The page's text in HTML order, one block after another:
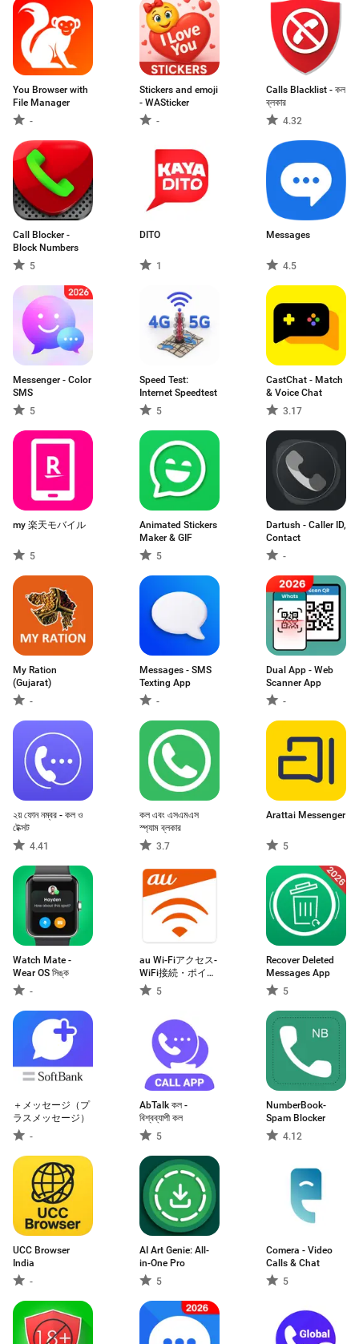
You Browser with
File Manager
-
Stickers and emoji
- WASticker
-
Calls Blacklist - কল
ব্লকার
4.32
Call Blocker -
Block Numbers
5
DITO
1
Messages
4.5
Messenger - Color
SMS
5
Speed Test:
Internet Speedtest
5
CastChat - Match
& Voice Chat
3.17
my 楽天モバイル
5
Animated Stickers
Maker & GIF
5
Dartush - Caller ID,
Contact
-
My Ration
(Gujarat)
-
Messages - SMS
Texting App
-
Dual App - Web
Scanner App
-
২য় ফোন নম্বর - কল ও
টেক্সট
4.41
কল এবং এসএমএস
স্প্যাম ব্লকার
3.7
Arattai Messenger
5
Watch Mate -
Wear OS সিঙ্ক
-
au Wi-Fiアクセス-
WiFi接続・ポイ活
もできるアプリ
5
Recover Deleted
Messages App
5
＋メッセージ（プ
ラスメッセージ）
-
AbTalk কল -
বিশ্বব্যাপী কল
5
NumberBook-
Spam Blocker
4.12
UCC Browser
India
-
AI Art Genie: All-
in-One Pro
5
Comera - Video
Calls & Chat
5